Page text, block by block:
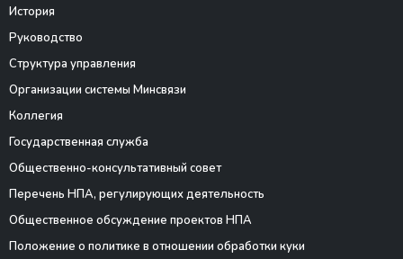
История
Руководство
Структура управления
Организации системы Минсвязи
Коллегия
Государственная служба
Общественно-консультативный совет
Перечень НПА, регулирующих деятельность
Общественное обсуждение проектов НПА
Положение о политике в отношении обработки куки